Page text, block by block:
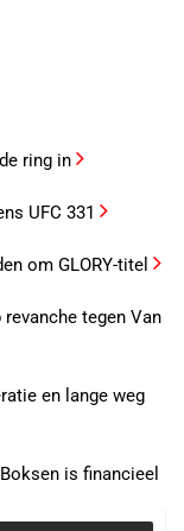
ring in
UFC 331
om GLORY-titel
tegen Van
en lange weg
is financieel